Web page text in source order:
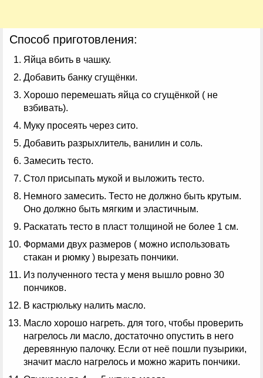
Способ приготовления:
Яйца вбить в чашку.
Добавить банку сгущёнки.
Хорошо перемешать яйца со сгущёнкой ( не
взбивать).
Муку просеять через сито.
Добавить разрыхлитель, ванилин и соль.
Замесить тесто.
Стол присыпать мукой и выложить тесто.
Немного замесить. Тесто не должно быть крутым.
Оно должно быть мягким и эластичным.
Раскатать тесто в пласт толщиной не более 1 см.
Формами двух размеров ( можно использовать
стакан и рюмку ) вырезать пончики.
Из полученного теста у меня вышло ровно 30
пончиков.
В кастрюльку налить масло.
Масло хорошо нагреть. для того, чтобы проверить
нагрелось ли масло, достаточно опустить в него
деревянную палочку. Если от неё пошли пузырики,
значит масло нагрелось и можно жарить пончики.